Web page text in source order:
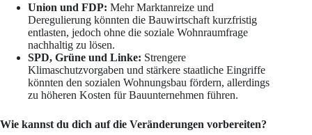
Union und FDP: Mehr Marktanreize und
Deregulierung könnten die Bauwirtschaft kurzfristig
entlasten, jedoch ohne die soziale Wohnraumfrage
nachhaltig zu lösen.
SPD, Grüne und Linke: Strengere
Klimaschutzvorgaben und stärkere staatliche Eingriffe
könnten den sozialen Wohnungsbau fördern, allerdings
zu höheren Kosten für Bauunternehmen führen.
Wie kannst du dich auf die Veränderungen vorbereiten?